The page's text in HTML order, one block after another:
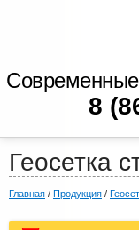
Современные
8
Геосетка
Главная / Продукция /